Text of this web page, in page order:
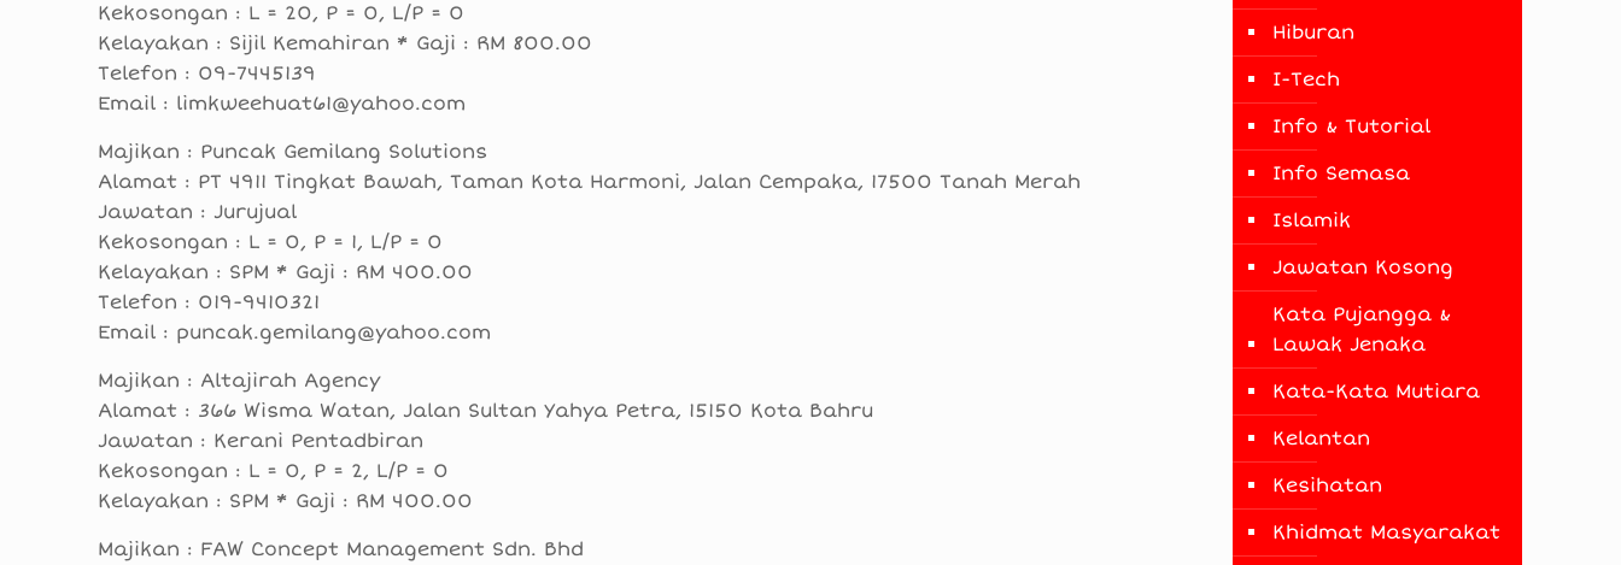
Kekosongan : L = 20, P = 0, L/P = 0
Kelayakan : Sijil Kemahiran * Gaji : RM 800.00
Telefon : 09-7445139
Email : limkweehuat61@yahoo.com
Majikan : Puncak Gemilang Solutions
Alamat : PT 4911 Tingkat Bawah, Taman Kota Harmoni, Jalan Cempaka, 17500 Tanah Merah
Jawatan : Jurujual
Kekosongan : L = 0, P = 1, L/P = 0
Kelayakan : SPM * Gaji : RM 400.00
Telefon : 019-9410321
Email : puncak.gemilang@yahoo.com
Majikan : Altajirah Agency
Alamat : 366 Wisma Watan, Jalan Sultan Yahya Petra, 15150 Kota Bahru
Jawatan : Kerani Pentadbiran
Kekosongan : L = 0, P = 2, L/P = 0
Kelayakan : SPM * Gaji : RM 400.00
Majikan : FAW Concept Management Sdn. Bhd
Hiburan
I-Tech
Info & Tutorial
Info Semasa
Islamik
Jawatan Kosong
Kata Pujangga &
Lawak Jenaka
Kata-Kata Mutiara
Kelantan
Kesihatan
Khidmat Masyarakat